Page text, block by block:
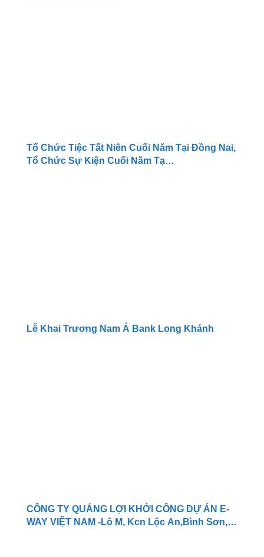
Tổ Chức Tiệc Tất Niên Cuối Năm Tại Đồng Nai,
Tổ Chức Sự Kiện Cuối Năm Tạ…
Lễ Khai Trương Nam Á Bank Long Khánh
CÔNG TY QUẢNG LỢI KHỞI CÔNG DỰ ÁN E-
WAY VIỆT NAM -Lô M, Kcn Lộc An,Bình Sơn,